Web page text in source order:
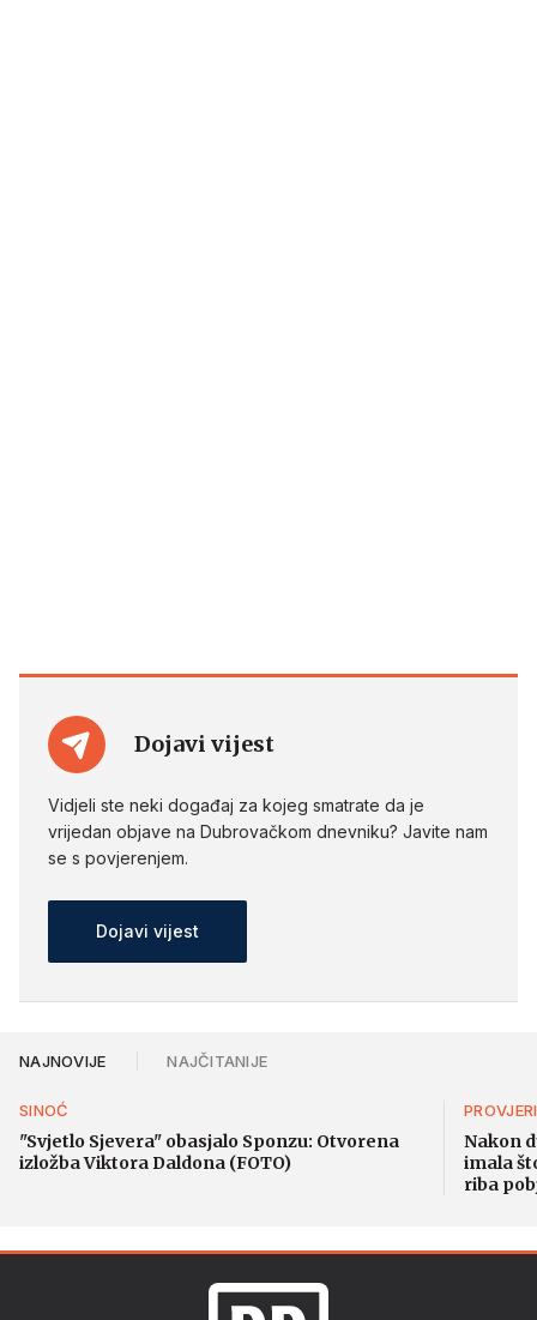
Dojavi vijest
Vidjeli ste neki događaj za kojeg smatrate da je
vrijedan objave na Dubrovačkom dnevniku? Javite nam
se s povjerenjem.
Dojavi vijest
NAJNOVIJE NAJČITANIJE
SINOĆ
"Svjetlo Sjevera" obasjalo Sponzu: Otvorena
izložba Viktora Daldona (FOTO)
Nakon
imala
riba